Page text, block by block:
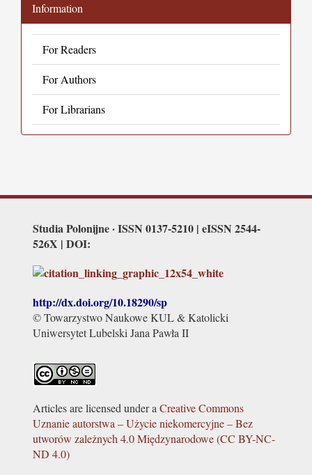
Information
For Readers
For Authors
For Librarians
Studia Polonijne · ISSN 0137-5210 | eISSN 2544-
526X | DOI:
http://dx.doi.org/10.18290/sp
© Towarzystwo Naukowe KUL & Katolicki
Uniwersytet Lubelski Jana Pawła II
Articles are licensed under a Creative Commons
Uznanie autorstwa – Użycie niekomercyjne – Bez
utworów zależnych 4.0 Międzynarodowe (CC BY-NC-
ND 4.0)